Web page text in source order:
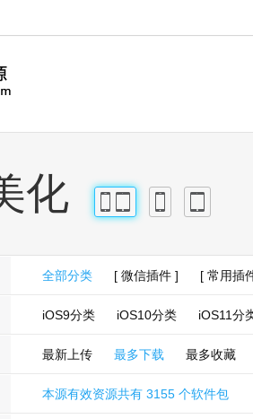
化
全部分类 [ 微信插件 ] [ 常用插
iOS9分类 iOS10分类 iOS11分
最新上传 最多下载 最多收藏
本源有效资源共有 3155 个软件包